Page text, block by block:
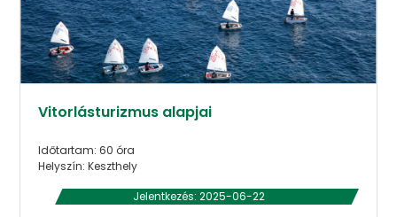
Vitorlásturizmus alapjai
Időtartam: 60 óra
Helyszín: Keszthely
Jelentkezés: 2025-06-22